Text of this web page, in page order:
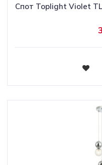
Спот Toplight Violet